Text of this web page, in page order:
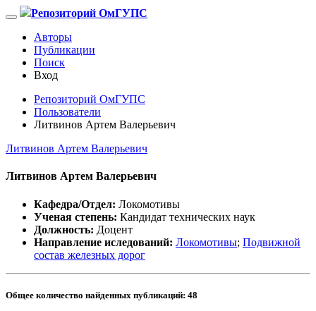
Репозиторий ОмГУПС
Авторы
Публикации
Поиск
Вход
Репозиторий ОмГУПС
Пользователи
Литвинов Артем Валерьевич
Литвинов Артем Валерьевич
Литвинов Артем Валерьевич
Кафедра/Отдел: Локомотивы
Ученая степень: Кандидат технических наук
Должность: Доцент
Направление иследований: Локомотивы; Подвижной
состав железных дорог
Общее количество найденных публикаций: 48